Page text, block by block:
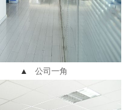
▲ 公司一角